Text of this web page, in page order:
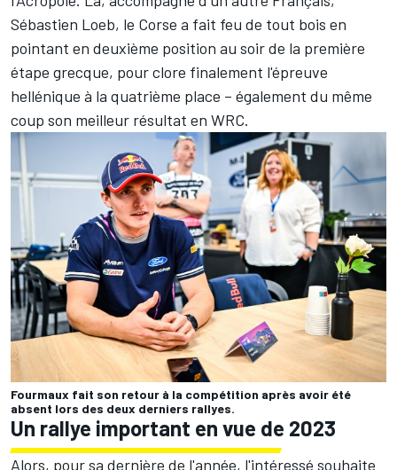
Sébastien Loeb, le Corse a fait feu de tout bois en
pointant en deuxième position au soir de la première
étape grecque, pour clore finalement l'épreuve
hellénique à la quatrième place – également du même
coup son meilleur résultat en WRC.
Fourmaux fait son retour à la compétition après avoir été
absent lors des deux derniers rallyes.
Un rallye important en vue de 2023
Alors, pour sa dernière de l'année, l'intéressé souhaite